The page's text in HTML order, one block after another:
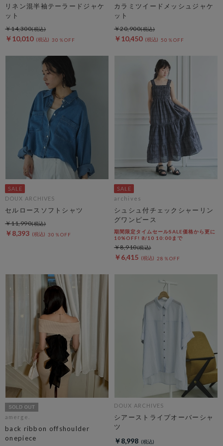
リネン混半袖テーラードジャケ
ット
￥10,010 30％OFF
￥14,300
カラミツイードメッシュジャケ
ット
￥10,450 50％OFF
￥20,900
DOUX ARCHIVES
セルロースソフトシャツ
￥8,393 30％OFF
￥11,990
archives
シュシュ付チェックシャーリン
グワンピース
期間限定タイムセールSALE価格から更に
10%OFF! 8/10 10:00まで
￥6,415 28％OFF
￥8,910
amerge.
back ribbon offshoulder
onepiece
DOUX ARCHIVES
シアーストライプオーバーシャ
ツ
￥8,998